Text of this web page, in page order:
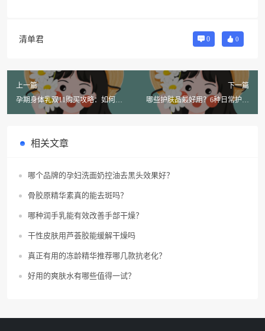
清单君 0 0
上一篇
孕期身体乳双11购买攻略：如何避
免买到雷品？
下一篇
哪些护肤品最好用？6种日常护肤
品有何不同功效？
相关文章
哪个品牌的孕妇洗面奶控油去黑头效果好？
骨胶原精华素真的能去斑吗？
哪种润手乳能有效改善手部干燥？
干性皮肤用芦荟胶能缓解干燥吗
真正有用的冻龄精华推荐哪几款抗老化？
好用的爽肤水有哪些值得一试？